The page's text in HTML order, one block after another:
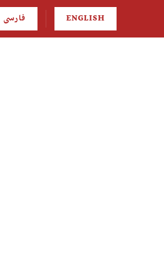
ENGLISH فارسی